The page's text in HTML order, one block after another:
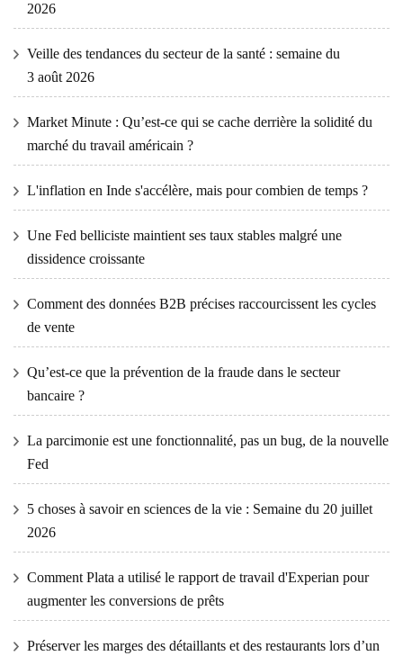
2026
Veille des tendances du secteur de la santé : semaine du
3 août 2026
Market Minute : Qu’est-ce qui se cache derrière la solidité du
marché du travail américain ?
L'inflation en Inde s'accélère, mais pour combien de temps ?
Une Fed belliciste maintient ses taux stables malgré une
dissidence croissante
Comment des données B2B précises raccourcissent les cycles
de vente
Qu’est-ce que la prévention de la fraude dans le secteur
bancaire ?
La parcimonie est une fonctionnalité, pas un bug, de la nouvelle
Fed
5 choses à savoir en sciences de la vie : Semaine du 20 juillet
2026
Comment Plata a utilisé le rapport de travail d'Experian pour
augmenter les conversions de prêts
Préserver les marges des détaillants et des restaurants lors d’un